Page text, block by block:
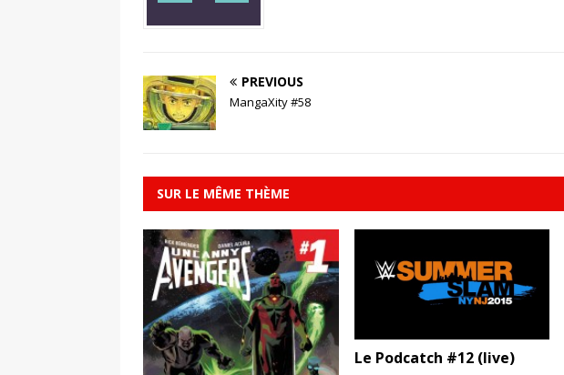
PREVIOUS
MangaXity #58
SUR LE MÊME THÈME
Le Podcatch #12 (live)